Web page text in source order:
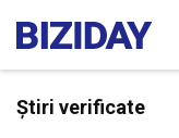
Știri verificate